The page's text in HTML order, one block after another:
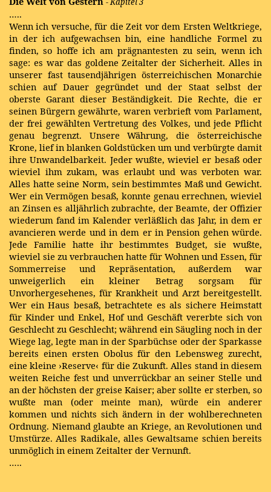
…..
Wenn ich versuche, für die Zeit vor dem Ersten Weltkriege,
in der ich aufgewachsen bin, eine handliche Formel zu
finden, so hoffe ich am prägnantesten zu sein, wenn ich
sage: es war das goldene Zeitalter der Sicherheit. Alles in
unserer fast tausendjährigen österreichischen Monarchie
schien auf Dauer gegründet und der Staat selbst der
oberste Garant dieser Beständigkeit. Die Rechte, die er
seinen Bürgern gewährte, waren verbrieft vom Parlament,
der frei gewählten Vertretung des Volkes, und jede Pflicht
genau begrenzt. Unsere Währung, die österreichische
Krone, lief in blanken Goldstücken um und verbürgte damit
ihre Unwandelbarkeit. Jeder wußte, wieviel er besaß oder
wieviel ihm zukam, was erlaubt und was verboten war.
Alles hatte seine Norm, sein bestimmtes Maß und Gewicht.
Wer ein Vermögen besaß, konnte genau errechnen, wieviel
an Zinsen es alljährlich zubrachte, der Beamte, der Offizier
wiederum fand im Kalender verläßlich das Jahr, in dem er
avancieren werde und in dem er in Pension gehen würde.
Jede Familie hatte ihrbestimmtes Budget, sie wußte,
wieviel sie zu verbrauchen hatte für Wohnen und Essen, für
Sommerreise und Repräsentation, außerdem war
unweigerlich ein kleiner Betrag sorgsam für
Unvorhergesehenes, für Krankheit und Arzt bereitgestellt.
Wer ein Haus besaß, betrachtete es als sichere Heimstatt
für Kinder und Enkel, Hof und Geschäft vererbte sich von
Geschlecht zu Geschlecht; während ein Säugling noch in der
Wiege lag, legte man in der Sparbüchse oder der Sparkasse
bereits einen ersten Obolus für den Lebensweg zurecht,
eine kleine ›Reserve‹ für die Zukunft. Alles stand in diesem
weiten Reiche fest und unverrückbar an seiner Stelle und
an der höchsten der greise Kaiser; aber sollte er sterben, so
wußte man (oder meinte man), würde ein anderer
kommen und nichts sich ändern in der wohlberechneten
Ordnung. Niemand glaubte an Kriege, an Revolutionen und
Umstürze. Alles Radikale, alles Gewaltsame schien bereits
unmöglich in einem Zeitalter der Vernunft.
…..